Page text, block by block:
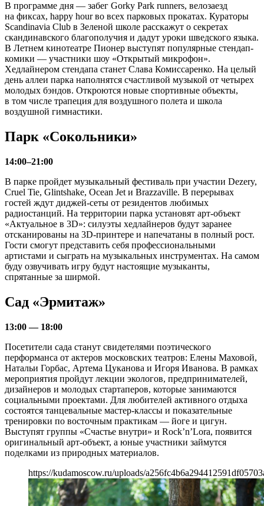
В программе дня — забег Gorky Park runners, велозаезд
на фиксах, happy hour во всех парковых прокатах. Кураторы
Scandinavia Club в Зеленой школе расскажут о секретах
скандинавского благополучия и дадут уроки шведского языка.
В Летнем кинотеатре Пионер выступят популярные стендап-
комики — участники шоу «Открытый микрофон».
Хедлайнером стендапа станет Слава Комиссаренко. На целый
день аллеи парка наполнятся счастливой музыкой от четырех
молодых бэндов. Откроются новые спортивные объекты,
в том числе трапеция для воздушного полета и школа
воздушной гимнастики.
Парк «Сокольники»
14:00–21:00
В парке пройдет музыкальный фестиваль при участии Dezery,
Cruel Tie, Glintshake, Ocean Jet и Brazzaville. В перерывах
гостей ждут диджей-сеты от резидентов любимых
радиостанций. На территории парка установят арт-объект
«Актуальное в 3D»: силуэты хедлайнеров будут заранее
отсканированы на 3D-принтере и напечатаны в полный рост.
Гости смогут представить себя профессиональными
артистами и сыграть на музыкальных инструментах. На самом
буду озвучивать игру будут настоящие музыканты,
спрятанные за ширмой.
Сад «Эрмитаж»
13:00 — 18:00
Посетители сада станут свидетелями поэтического
перформанса от актеров московских театров: Елены Маховой,
Натальи Горбас, Артема Цуканова и Игоря Иванова. В рамках
мероприятия пройдут лекции экологов, предпринимателей,
дизайнеров и молодых стартаперов, которые занимаются
социальными проектами. Для любителей активного отдыха
состоятся танцевальные мастер-классы и показательные
тренировки по восточным практикам — йоге и цигун.
Выступят группы «Счастье внутри» и Rock’n’Lora, появится
оригинальный арт-объект, а юные участники займутся
поделками из природных материалов.
https://kudamoscow.ru/uploads/